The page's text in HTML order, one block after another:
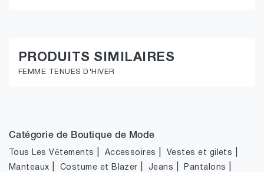
PRODUITS SIMILAIRES
FEMME TENUES D'HIVER
Catégorie de Boutique de Mode
Tous Les Vêtements Accessoires Vestes et gilets
Manteaux Costume et Blazer Jeans Pantalons